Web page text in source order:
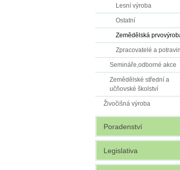
Lesní výroba
Ostatní
Zemědělská
Zpracovatelé a
Semináře,odborné akce
Zemědělské střední a
učňovské školství
Živočišná výroba
Poradenství
Legislativa